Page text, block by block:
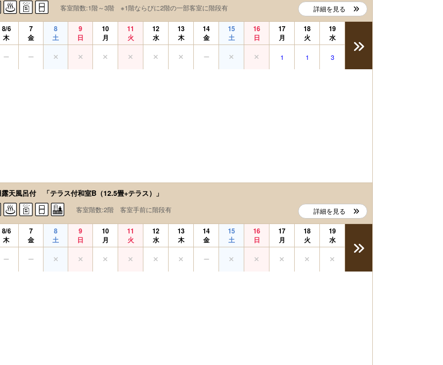
客室階数:1階～3階 ※1階ならびに2階の一部客室に階段有 詳細を見る
8/6
木
7
金
8
土
9
日
10
月
11
火
12
水
13
木
14
金
15
土
16
日
17
月
18
火
19
水
1 1 3
天風呂付 「テラス付和室B（12.5畳+テラス）」
客室階数:2階 客室手前に階段有 詳細を見る
8/6
木
7
金
8
土
9
日
10
月
11
火
12
水
13
木
14
金
15
土
16
日
17
月
18
火
19
水